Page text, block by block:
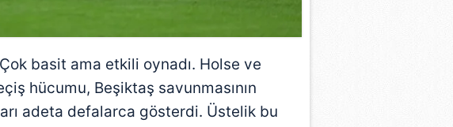
basit ama etkili oynadı. Holse ve
hücumu, Beşiktaş savunmasının
adeta defalarca gösterdi. Üstelik bu